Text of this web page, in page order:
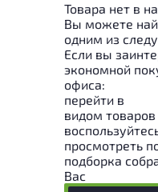
Товара нет в
Вы можете
одним из
Если вы
экономной
офиса:
перейти в
видом товаров
просмотреть
подборка
Вас